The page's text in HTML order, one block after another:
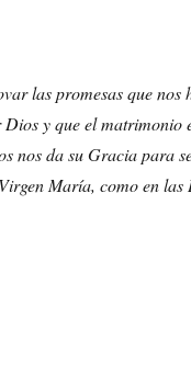
las promesas que
y que el matrimonio
nos da su Gracia para
María, como en las